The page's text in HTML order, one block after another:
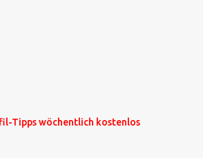
Tipps wöchentlich kostenlos